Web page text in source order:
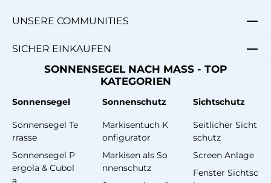
UNSERE COMMUNITIES
SICHER EINKAUFEN
SONNENSEGEL NACH MASS - TOP
KATEGORIEN
Sonnensegel
Sonnensegel Te
rrasse
Sonnensegel P
ergola & Cubol
Sonnenschutz
Markisentuch K
onfigurator
Markisen als So
nnenschutz
Sichtschutz
Seitlicher Sicht
schutz
Screen Anlage
Fenster Sichtsc